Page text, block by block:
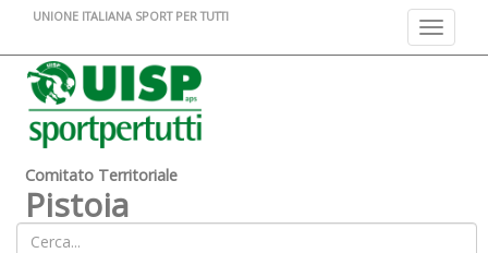
Toggle
UNIONE ITALIANA SPORT PER TUTTI
Comitato Territoriale
Pistoia